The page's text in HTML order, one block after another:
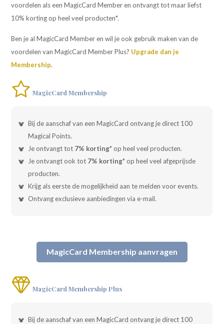
voordelen als een MagicCard Member en ontvangt tot maar liefst
10% korting op heel veel producten*.
Ben je al MagicCard Member en wil je ook gebruik maken van de
voordelen van MagicCard Member Plus? Upgrade dan je
Membership.
MagicCard Membership
Bij de aanschaf van een MagicCard ontvang je direct 100
Magical Points.
Je ontvangt tot 7% korting* op heel veel producten.
Je ontvangt ook tot 7% korting* op heel veel afgeprijsde
producten.
Krijg als eerste de mogelijkheid aan te melden voor events.
Ontvang exclusieve aanbiedingen via e-mail.
MagicCard Membership aanvragen
MagicCard Membership Plus
Bij de aanschaf van een MagicCard ontvang je direct 100